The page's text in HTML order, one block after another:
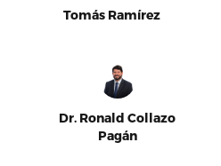
Tomás Ramírez
Dr. Ronald Collazo
Pagán